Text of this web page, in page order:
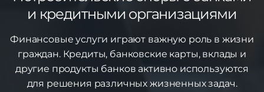
и кредитными организациями
Финансовые услуги играют важную роль в жизни
граждан. Кредиты, банковские карты, вклады и
другие продукты банков активно используются
для решения различных жизненных задач.